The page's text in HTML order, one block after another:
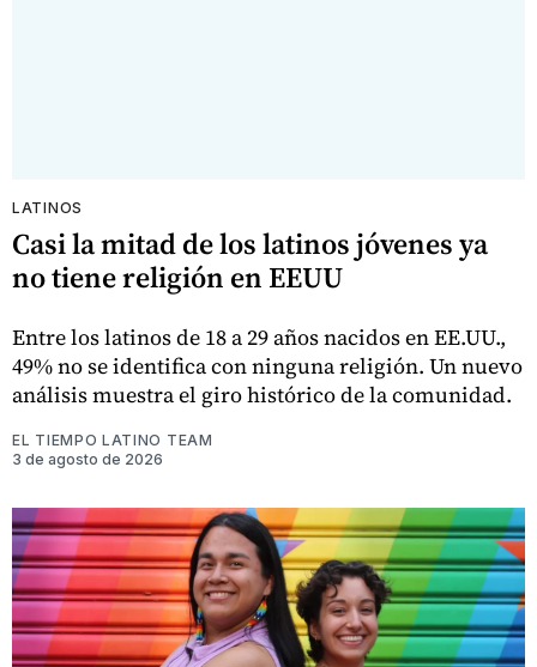
LATINOS
Casi la mitad de los latinos jóvenes ya
no tiene religión en EEUU
Entre los latinos de 18 a 29 años nacidos en EE.UU.,
49% no se identifica con ninguna religión. Un nuevo
análisis muestra el giro histórico de la comunidad.
EL TIEMPO LATINO TEAM
3 de agosto de 2026